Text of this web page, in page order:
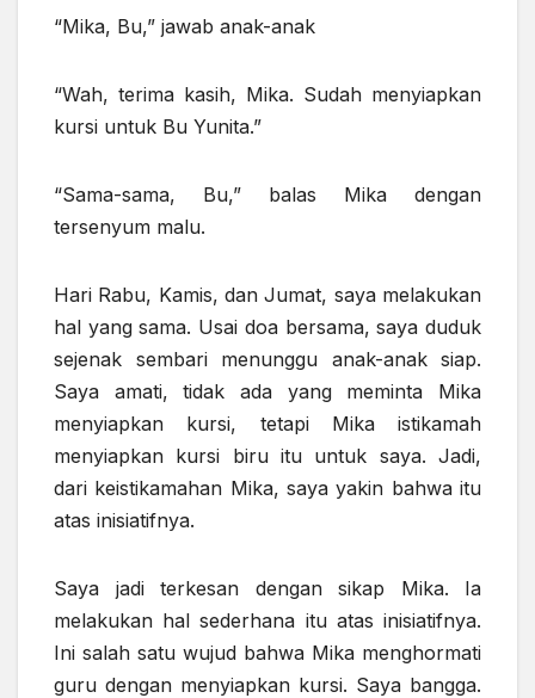
“Mika, Bu,” jawab anak-anak
“Wah, terima kasih, Mika. Sudah menyiapkan
kursi untuk Bu Yunita.”
“Sama-sama, Bu,” balas Mika dengan
tersenyum malu.
Hari Rabu, Kamis, dan Jumat, saya melakukan
hal yang sama. Usai doa bersama, saya duduk
sejenak sembari menunggu anak-anak siap.
Saya amati, tidak ada yang meminta Mika
menyiapkan kursi, tetapi Mika istikamah
menyiapkan kursi biru itu untuk saya. Jadi,
dari keistikamahan Mika, saya yakin bahwa itu
atas inisiatifnya.
Saya jadi terkesan dengan sikap Mika. Ia
melakukan hal sederhana itu atas inisiatifnya.
Ini salah satu wujud bahwa Mika menghormati
guru dengan menyiapkan kursi. Saya bangga.